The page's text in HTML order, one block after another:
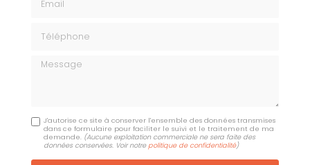
Message
J'autorise ce site à conserver l'ensemble des données transmises
dans ce formulaire pour faciliter le suivi et le traitement de ma
demande. (Aucune exploitation commerciale ne sera faite des
données conservées. Voir notre politique de confidentialité)